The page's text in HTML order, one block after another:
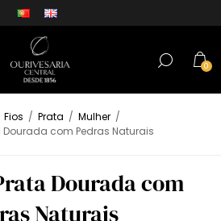
0
Fios / Prata / Mulher /
Dourada com Pedras Naturais
Dourada com
Naturais